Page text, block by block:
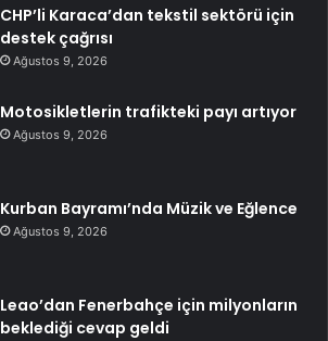
CHP’li Karaca’dan tekstil sektörü için
destek çağrısı
Ağustos 9, 2026
Motosikletlerin trafikteki payı artıyor
Ağustos 9, 2026
Kurban Bayramı’nda Müzik ve Eğlence
Ağustos 9, 2026
Leao’dan Fenerbahçe için milyonların
beklediği cevap geldi